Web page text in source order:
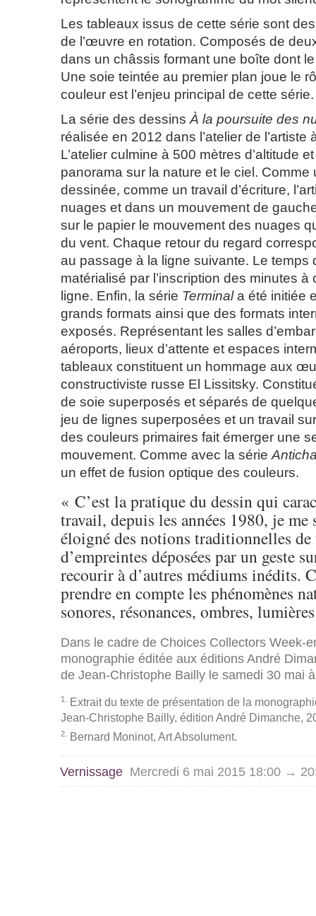
Les tableaux issus de cette série sont
de l’œuvre en rotation. Composés de
dans un châssis formant une boîte dont
Une soie teintée au premier plan joue le
couleur est l’enjeu principal de cette série.
La série des dessins À la poursuite des
réalisée en 2012 dans l’atelier de l’artiste
L’atelier culmine à 500 mètres d’altitude
panorama sur la nature et le ciel. Comme
dessinée, comme un travail d’écriture,
nuages et dans un mouvement de
sur le papier le mouvement des nuages
du vent. Chaque retour du regard
au passage à la ligne suivante. Le temps
matérialisé par l’inscription des minutes
ligne. Enfin, la série Terminala été initiée
grands formats ainsi que des formats
exposés. Représentant les salles
aéroports, lieux d’attente et espaces
tableaux constituent un hommage aux
constructiviste russe El Lissitsky.
de soie superposés et séparés de
jeu de lignes superposées et un travail
des couleurs primaires fait émerger une
mouvement. Comme avec la série
un effet de fusion optique des couleurs.
« C’est la pratique du dessin qui
travail, depuis les années 1980, je me
éloigné des notions traditionnelles de
d’empreintes déposées par un geste
recourir à d’autres médiums inédits.
prendre en compte les phénomènes
sonores, résonances, ombres,
Dans le cadre de Choices Collectors Week-
monographie éditée aux éditions André
de Jean-Christophe Bailly le samedi 30 mai
1
Extrait du texte de présentation de la
Jean-Christophe Bailly, édition André Dimanche,
2 Bernard Moninot, Art Absolument.
Vernissage Mercredi 6 mai 2015 18:00 →